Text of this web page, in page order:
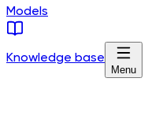
Models
Knowledge base
Menu